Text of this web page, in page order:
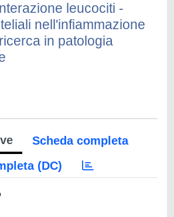
leucociti -
nell'infiammazione
in patologia
Scheda completa
(DC)